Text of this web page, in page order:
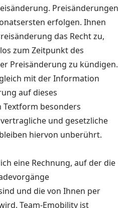
Preisänderungen
erfolgen. Ihnen
das Recht zu,
zum Zeitpunkt des
Preisänderung zu kündigen.
mit der Information
auf dieses
besonders
und gesetzliche
hiervon unberührt.
eine Rechnung, auf der die
und die von Ihnen per
Team-Emobility ist